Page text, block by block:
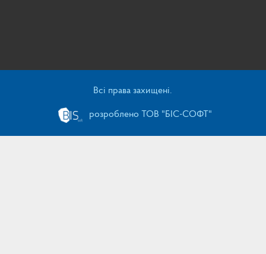
Всі права захищені.
розроблено ТОВ "БІС-СОФТ"